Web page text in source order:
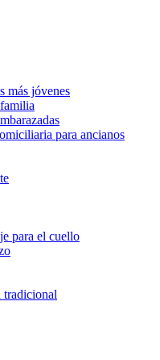
más jóvenes
para ancianos
para el cuello
tradicional